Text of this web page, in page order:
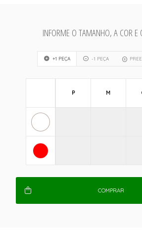
INFORME O TAMANHO, A COR E
+1 PEÇA -1 PEÇA
P M
COMPRAR